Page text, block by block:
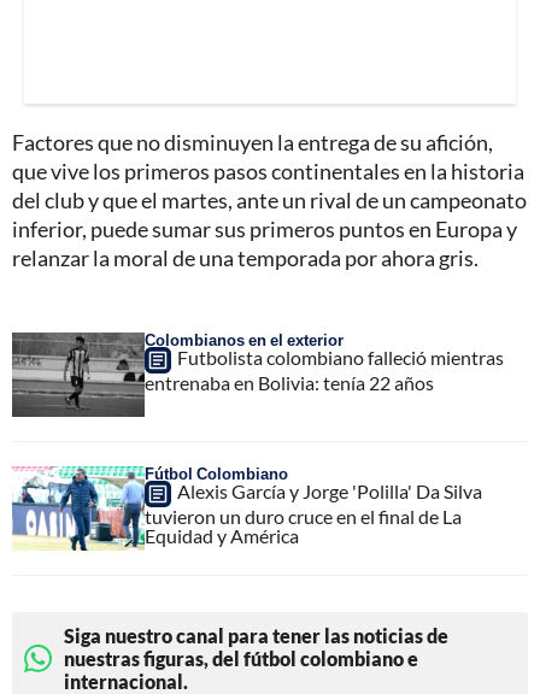
Factores que no disminuyen la entrega de su afición,
que vive los primeros pasos continentales en la historia
del club y que el martes, ante un rival de un campeonato
inferior, puede sumar sus primeros puntos en Europa y
relanzar la moral de una temporada por ahora gris.
Colombianos en el exterior
Futbolista colombiano falleció mientras
entrenaba en Bolivia: tenía 22 años
Fútbol Colombiano
Alexis García y Jorge 'Polilla' Da Silva
tuvieron un duro cruce en el final de La
Equidad y América
Siga nuestro canal para tener las noticias de
nuestras figuras, del fútbol colombiano e
internacional.